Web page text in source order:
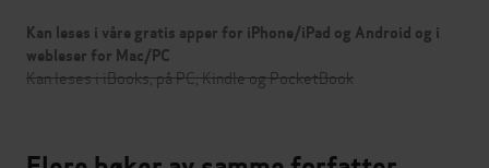
Kan leses i våre gratis apper for iPhone/iPad og Android og i
webleser for Mac/PC
Kan leses i iBooks, på PC, Kindle og PocketBook